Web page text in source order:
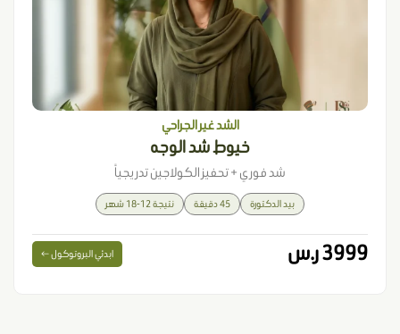
الشد غير الجراحي
خيوط شد الوجه
شد فوري + تحفيز الكولاجين تدريجياً
بيد الدكتورة 45 دقيقة نتيجة 12-18 شهر
3999 ر.س ابدئي البروتوكول ←